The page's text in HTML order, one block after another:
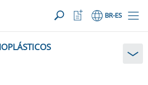
({{productCount}} Products)
ABRIR
BR-ES
Abrir
lista
de